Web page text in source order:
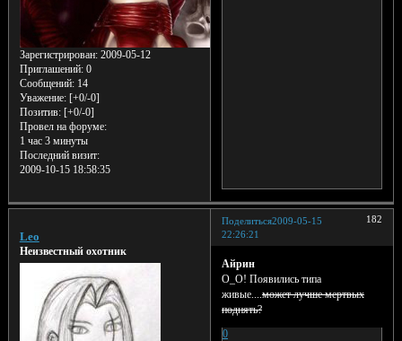
Зарегистрирован: 2009-05-12
Приглашений:0
Сообщений:14
Уважение: [+0/-0]
Позитив: [+0/-0]
Провел на форуме:
1 час 3 минуты
Последний визит:
2009-10-15 18:58:35
Поделиться 182
2009-05-15
22:26:21
Leo
Неизвестный охотник
Айрин
О_О! Появились типа
живые.... может лучше мертвых
поднять?
0